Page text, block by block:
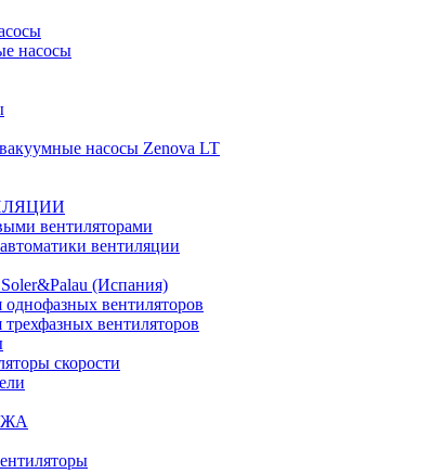
насосы
насосы Zenova LT
вентиляторами
вентиляции
(Испания)
однофазных вентиляторов
трехфазных вентиляторов
скорости